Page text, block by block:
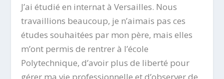
J’ai étudié en internat à Versailles. Nous
travaillions beaucoup, je n’aimais pas ces
études souhaitées par mon père, mais elles
m’ont permis de rentrer à l’école
Polytechnique, d’avoir plus de liberté pour
gérer ma vie professionnelle et d’observer de